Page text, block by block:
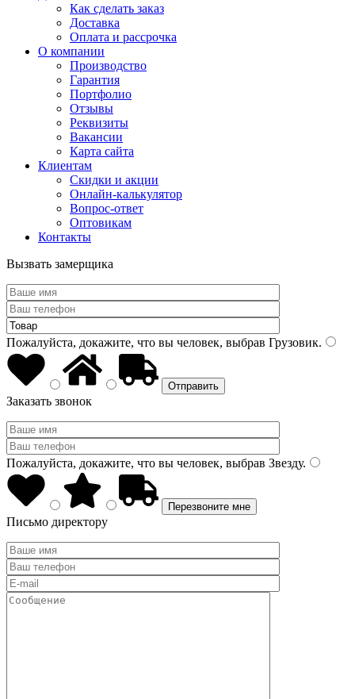
Как сделать заказ
Доставка
Оплата и рассрочка
О компании
Производство
Гарантия
Портфолио
Отзывы
Реквизиты
Вакансии
Карта сайта
Клиентам
Скидки и акции
Онлайн-калькулятор
Вопрос-ответ
Оптовикам
Контакты
Вызвать замерщика
Пожалуйста, докажите, что вы человек, выбрав Грузовик.
Заказать звонок
Пожалуйста, докажите, что вы человек, выбрав Звезду.
Письмо директору